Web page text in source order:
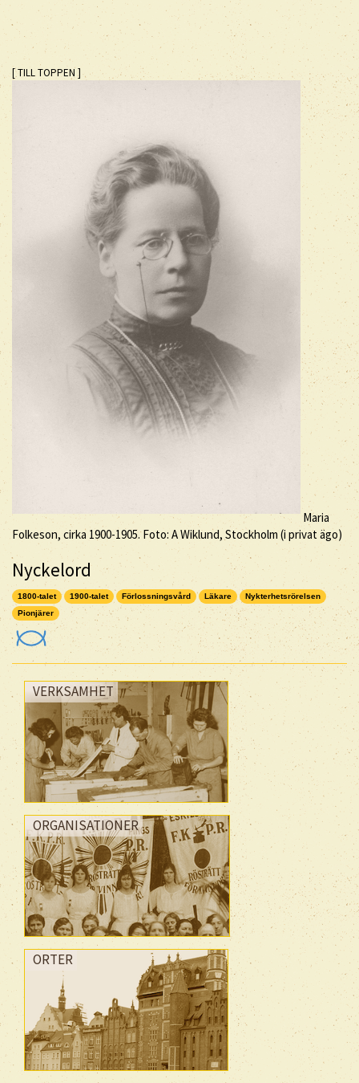
[ TILL TOPPEN ]
Maria
Folkeson, cirka 1900-1905. Foto: A Wiklund, Stockholm (i privat ägo)
Nyckelord
1800-talet 1900-talet Förlossningsvård Läkare
Nykterhetsrörelsen
Pionjärer
VERKSAMHET
ORGANISATIONER
ORTER